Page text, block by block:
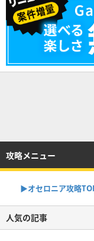
攻略メニュー
▶︎オセロニア攻略
人気の記事